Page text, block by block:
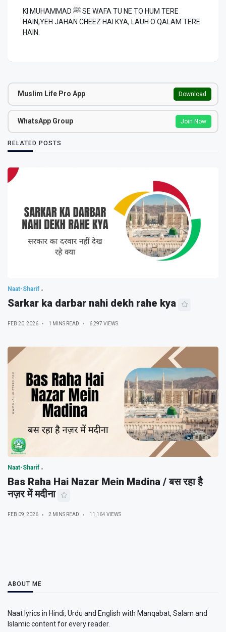
KI MUHAMMAD ﷺ SE WAFA TU NE TO HUM TERE
HAIN,YEH JAHAN CHEEZ HAI KYA, LAUH O QALAM TERE
HAIN.
Muslim Life Pro App Download
WhatsApp Group Join Now
RELATED POSTS
Naat-Sharif
Sarkar ka darbar nahi dekh rahe kya
FEB 20, 2026 1 MINS READ 6,297 VIEWS
Naat-Sharif
Bas Raha Hai Nazar Mein Madina / बस रहा है
नज़र में मदीना
FEB 09, 2026 2 MINS READ 11,164 VIEWS
ABOUT ME
Naat lyrics in Hindi, Urdu and English with Manqabat, Salam and
Islamic content for every reader.